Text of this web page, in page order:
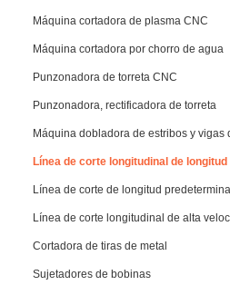
Máquina cortadora de plasma CNC
Máquina cortadora por chorro de agua
Punzonadora de torreta CNC
Punzonadora, rectificadora de torreta
Máquina dobladora de estribos y vigas
Línea de corte longitudinal de
Línea de corte de longitud
Línea de corte longitudinal de alta
Cortadora de tiras de metal
Sujetadores de bobinas